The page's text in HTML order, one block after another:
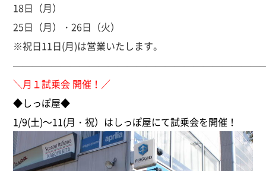
18日（月）
25日（月）・26日（火）
※祝日11日(月)は営業いたします。
＼月１試乗会 開催！／
◆しっぽ屋◆
1/9(土)～11(月・祝）はしっぽ屋にて試乗会を開催！